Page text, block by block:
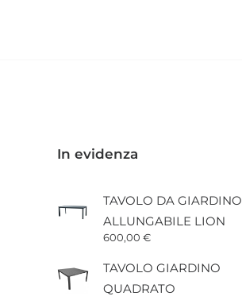
In evidenza
TAVOLO DA GIARDINO
ALLUNGABILE LION
600,00 €
TAVOLO GIARDINO
QUADRATO